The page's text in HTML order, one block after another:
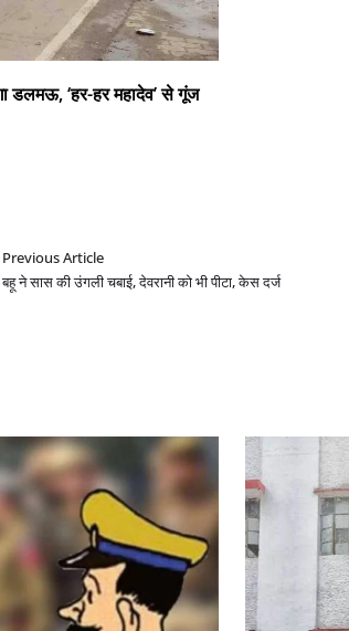
डलमऊ, ‘हर-हर महादेव’ से गूंज
Previous Article
बहू ने सास की उंगली चबाई, देवरानी को भी पीटा, केस दर्ज